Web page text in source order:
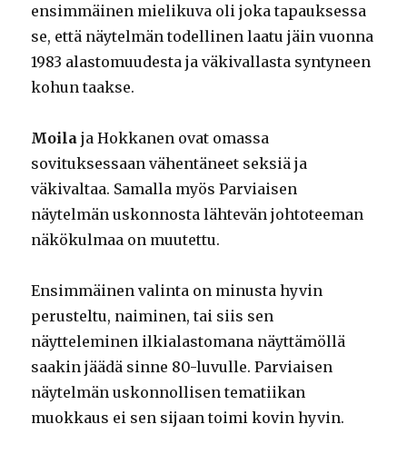
ensimmäinen mielikuva oli joka tapauksessa
se, että näytelmän todellinen laatu jäin vuonna
1983 alastomuudesta ja väkivallasta syntyneen
kohun taakse.
Moila ja Hokkanen ovat omassa
sovituksessaan vähentäneet seksiä ja
väkivaltaa. Samalla myös Parviaisen
näytelmän uskonnosta lähtevän johtoteeman
näkökulmaa on muutettu.
Ensimmäinen valinta on minusta hyvin
perusteltu, naiminen, tai siis sen
näytteleminen ilkialastomana näyttämöllä
saakin jäädä sinne 80-luvulle. Parviaisen
näytelmän uskonnollisen tematiikan
muokkaus ei sen sijaan toimi kovin hyvin.